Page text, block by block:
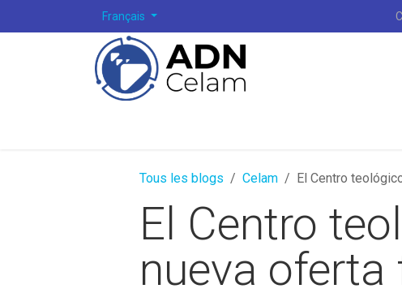
Se rendre au contenuFrançais
Tous les blogs Celam El Centro
El Centro
nueva